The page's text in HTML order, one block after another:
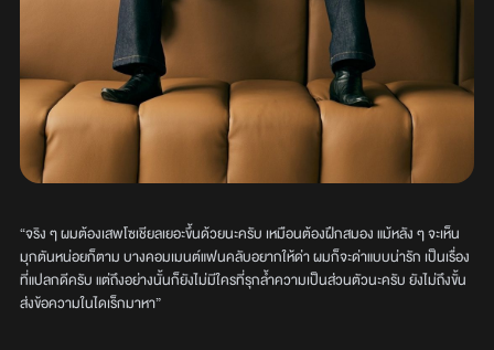
“จริง ๆ ผมต้องเสพโซเชียลเยอะขึ้นด้วยนะครับ เหมือนต้องฝึกสมอง แม้หลัง ๆ จะเห็น
มุกตันหน่อยก็ตาม บางคอมเมนต์แฟนคลับอยากให้ด่า ผมก็จะด่าแบบน่ารัก เป็นเรื่อง
ที่แปลกดีครับ แต่ถึงอย่างนั้นก็ยังไม่มีใครที่รุกล้ำความเป็นส่วนตัวนะครับ ยังไม่ถึงขั้น
ส่งข้อความในไดเร็กมาหา”